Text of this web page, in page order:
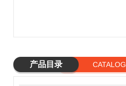
产品目录 CATALOG